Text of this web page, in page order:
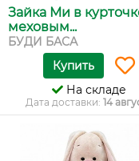
Зайка Ми в
меховым...
БУДИ БАСА
Купить
На складе
Дата доставки: 14